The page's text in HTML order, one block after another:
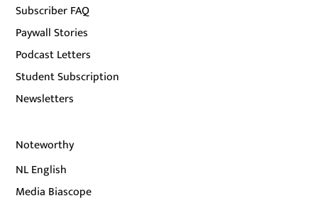
Subscriber FAQ
Paywall Stories
Podcast Letters
Student Subscription
Newsletters
Noteworthy
NL English
Media Biascope